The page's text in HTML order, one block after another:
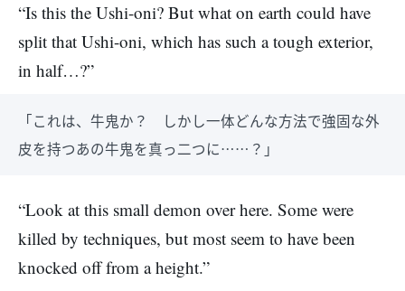
“Is this the Ushi-oni? But what on earth could have
split that Ushi-oni, which has such a tough exterior,
in half…?”
「これは、牛鬼か？ しかし一体どんな方法で強固な外
皮を持つあの牛鬼を真っ二つに……？」
“Look at this small demon over here. Some were
killed by techniques, but most seem to have been
knocked off from a height.”